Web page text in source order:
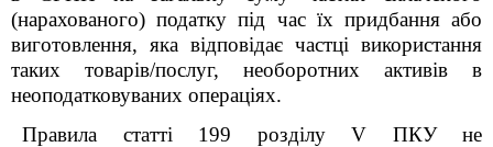
(нарахованого) податку під час їх придбання або
виготовлення, яка відповідає частці використання
таких товарів/послуг, необоротних активів в
неоподатковуваних операціях.
Правила статті 199 розділу V ПКУ не